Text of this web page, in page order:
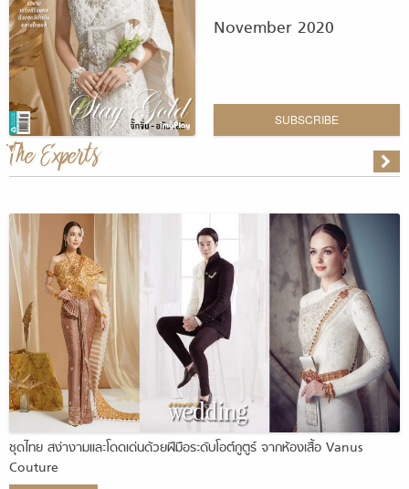
November 2020
SUBSCRIBE
The Experts
ชุดไทย สง่างามและโดดเด่นด้วยฝีมือระดับโอต์กูตูร์ จากห้องเสื้อ Vanus
Couture